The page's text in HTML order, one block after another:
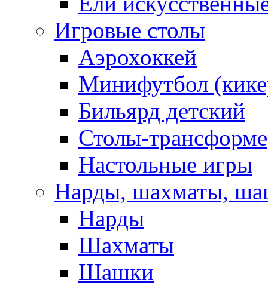
Игровые столы
Аэрохоккей
Минифутбол
Бильярд детский
Столы-
Настольные игры
Нарды, шахматы,
Нарды
Шахматы
Шашки